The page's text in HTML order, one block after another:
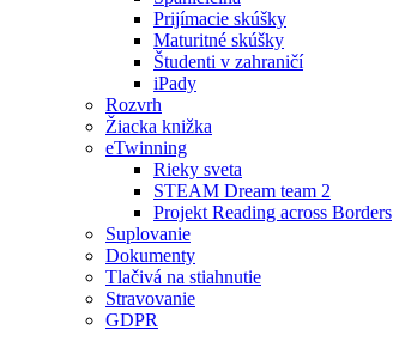
Prijímacie skúšky
Maturitné skúšky
Študenti v zahraničí
iPady
Rozvrh
Žiacka knižka
eTwinning
Rieky sveta
STEAM Dream team 2
Projekt Reading across Borders
Suplovanie
Dokumenty
Tlačivá na stiahnutie
Stravovanie
GDPR